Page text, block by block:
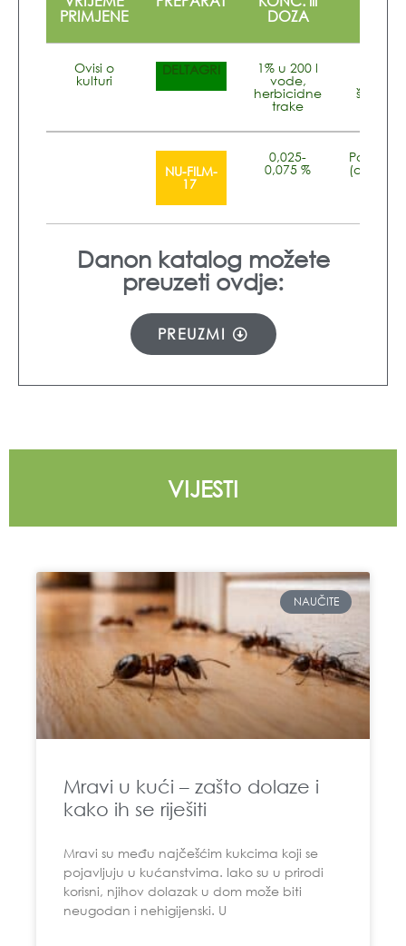
PRIMJENE
DOZA
Ovisi o
kulturi
DELTAGRI 1% u 200 l
vode,
herbicidne
trake
NU-FILM-
17
0,025-
0,075 %
Danon katalog možete
preuzeti ovdje:
PREUZMI
VIJESTI
NAUČITE
Mravi u kući – zašto dolaze i
kako ih se riješiti
Mravi su među najčešćim kukcima koji se
pojavljuju u kućanstvima. Iako su u prirodi
korisni, njihov dolazak u dom može biti
neugodan i nehigijenski. U